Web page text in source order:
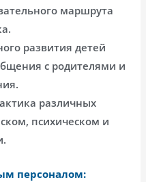
маршрута
развития детей
с родителями и
различных
психическом и
персоналом: